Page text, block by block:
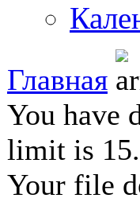
Главная
You have
limit is 15.
Your file